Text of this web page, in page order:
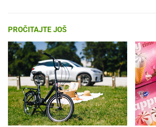
PROČITAJTE JOŠ